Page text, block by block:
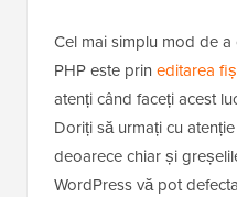
Cel mai simplu mod de
PHP este prin editarea
atenți când faceți acest
Doriți să urmați cu
deoarece chiar și
WordPress vă pot